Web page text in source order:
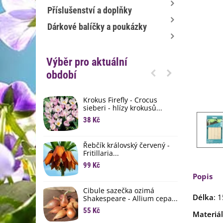
Příslušenství a doplňky
Dárkové balíčky a poukázky
Výběr pro aktuální
období
Krokus Firefly - Crocus
sieberi - hlízy krokusů...
38 Kč
Řebčík královský červený -
Fritillaria...
99 Kč
Cibule sazečka ozimá
Shakespeare - Allium cepa...
55 Kč
Popis
Délka:
Materiál